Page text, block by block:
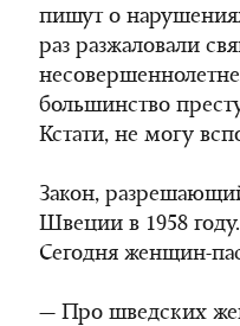
пишут о
раз разжаловали
большинство
Кстати, не могу
Закон,
Швеции в 1958
Сегодня женщин-
— Про шведских